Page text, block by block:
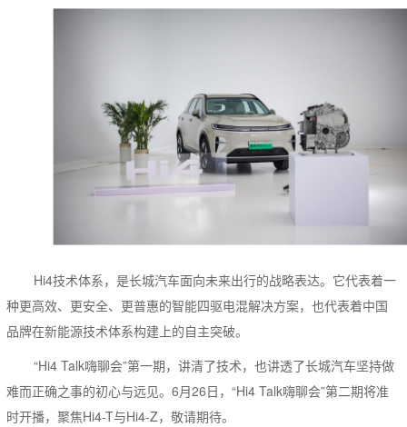
Hi4技术体系，是长城汽车面向未来出行的战略表达。它代表着一
种更高效、更安全、更普惠的智能四驱电混解决方案，也代表着中国
品牌在新能源技术体系构建上的自主突破。
“Hi4 Talk嗨聊会”第一期，讲清了技术，也讲透了长城汽车坚持做
难而正确之事的初心与远见。6月26日，“Hi4 Talk嗨聊会”第二期将准
时开播，聚焦Hi4-T与Hi4-Z，敬请期待。